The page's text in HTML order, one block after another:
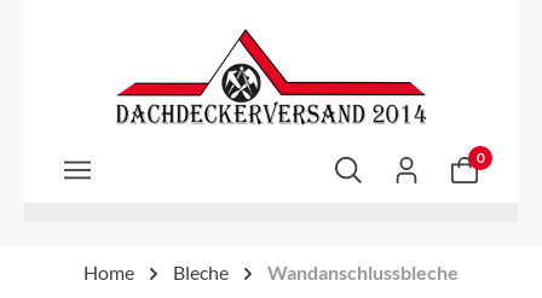
Zum Hauptinhalt springen
0
Home Bleche Wandanschlussbleche